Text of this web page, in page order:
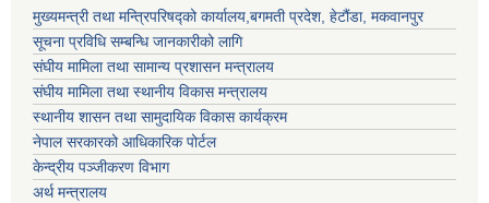
मुख्यमन्त्री तथा मन्त्रिपरिषद्को कार्यालय,बगमती प्रदेश, हेटौंडा, मकवानपुर
सूचना प्रविधि सम्बन्धि जानकारीको लागि
संघीय मामिला तथा सामान्य प्रशासन मन्त्रालय
संघीय मामिला तथा स्थानीय विकास मन्त्रालय
स्थानीय शासन तथा सामुदायिक विकास कार्यक्रम
नेपाल सरकारको आधिकारिक पोर्टल
केन्द्रीय पञ्जीकरण विभाग
अर्थ मन्त्रालय